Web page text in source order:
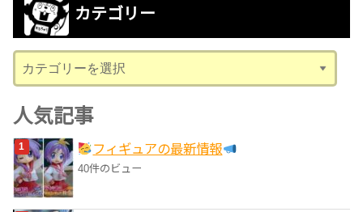
ブ
カテゴリー
テ
ゴ
リ
ー
人気記事
フィギュアの最新情報
40件のビュー